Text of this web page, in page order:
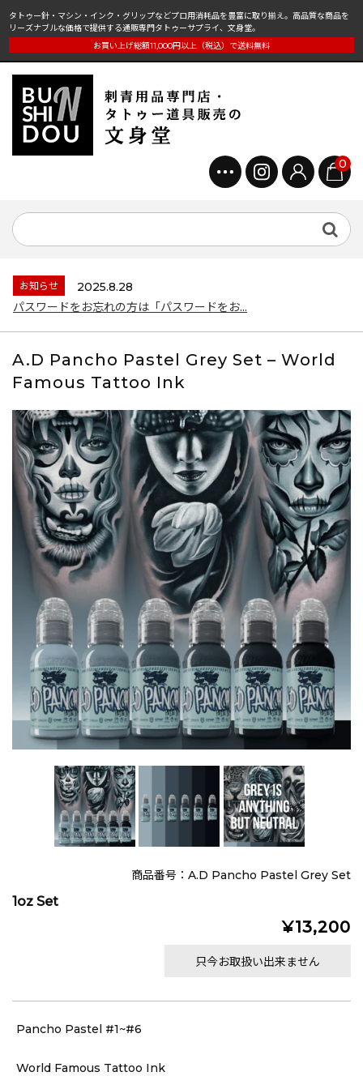
タトゥー針・マシン・インク・グリップなどプロ用消耗品を豊富に取り揃え。高品質な商品を
リーズナブルな価格で提供する通販専門タトゥーサプライ、文身堂。
お買い上げ総額11,000円以上（税込）で送料無料
0
お知らせ
2025.8.28
パスワードをお忘れの方は「パスワードをお...
A.D Pancho Pastel Grey Set – World
Famous Tattoo Ink
商品番号：A.D Pancho Pastel Grey Set
1oz Set
¥13,200
只今お取扱い出来ません
Pancho Pastel #1~#6
World Famous Tattoo Ink